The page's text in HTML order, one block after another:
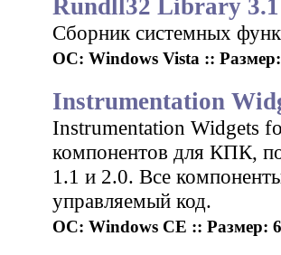
Rundll32 Library 3.1
Сборник системных
ОС: Windows Vista ::
Instrumentation
Instrumentation Widgets
компонентов для КПК,
1.1 и 2.0. Все
управляемый код.
ОС: Windows CE :: Размер: